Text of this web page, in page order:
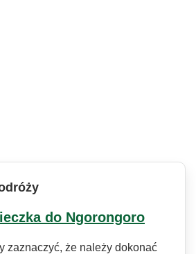
do Ngorongoro
zaznaczyć, że należy dokonać